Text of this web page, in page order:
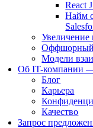
React
Найм
Увеличение
Оффшорный
Модели
Об IT-компании
Блог
Карьера
Качество
Запрос